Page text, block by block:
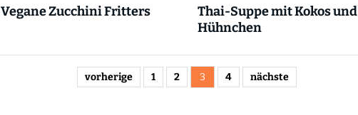
Vegane Zucchini Fritters
Thai-Suppe mit Kokos und
Hühnchen
vorherige 1 2 3 4 nächste